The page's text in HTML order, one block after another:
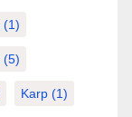
(1)
(5)
Karp (1)